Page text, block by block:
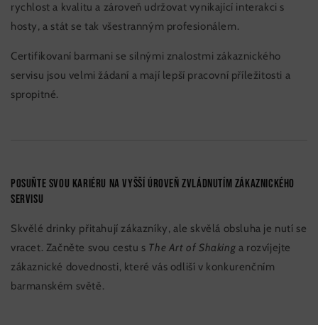
rychlost a kvalitu a zároveň udržovat vynikající interakci s
hosty, a stát se tak všestranným profesionálem.
Certifikovaní barmani se silnými znalostmi zákaznického
servisu jsou velmi žádaní a mají lepší pracovní příležitosti a
spropitné.
Posuňte svou kariéru na vyšší úroveň zvládnutím zákaznického
servisu
Skvělé drinky přitahují zákazníky, ale skvělá obsluha je nutí se
vracet. Začněte svou cestu s The Art of Shaking a rozvíjejte
zákaznické dovednosti, které vás odliší v konkurenčním
barmanském světě.